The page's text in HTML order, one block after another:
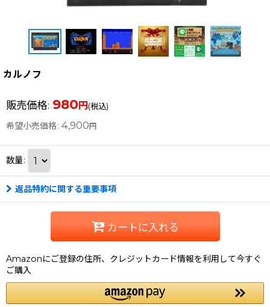
カルノフ
販売価格: 980 円 (税込)
希望小売価格: 4,900 円
数量:
返品特約に関する重要事項
カートに入れる
Amazonにご登録の住所、クレジットカード情報を利用して今すぐ
ご購入